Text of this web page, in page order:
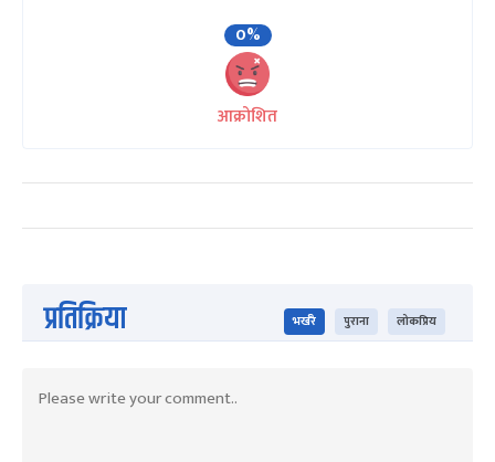
0%
आक्रोशित
प्रतिक्रिया भर्खरै पुराना लोकप्रिय